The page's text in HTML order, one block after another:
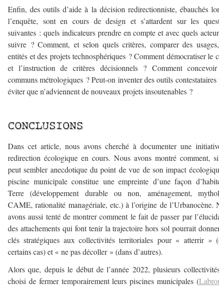
Enfin, des outils d’aide à la décision redirectionniste, ébauchés
l’enquête, sont en cours de design et s’attardent sur les
suivantes : quels indicateurs prendre en compte et avec quels
suivre ? Comment, et selon quels critères, comparer des
entités et des projets technosphériques ? Comment démocratiser le
et l’instruction de critères décisionnels ? Comment
communs métrologiques ? Peut-on inventer des outils contestataires
éviter que n’adviennent de nouveaux projets insoutenables ?
CONCLUSIONS
Dans cet article, nous avons cherché à documenter une
redirection écologique en cours. Nous avons montré comment,
peut sembler anecdotique du point de vue de son impact
piscine municipale constitue une empreinte d’une façon
Terre (développement durable ou non, aménagement,
CAME, rationalité managériale, etc.) à l’origine de l’Urbanocène.
avons aussi tenté de montrer comment le fait de passer par
des attachements qui font tenir la trajectoire hors sol pourrait
clés stratégiques aux collectivités territoriales pour « atterrir »
certains cas) et « ne pas décoller » (dans d’autres).
Alors que, depuis le début de l’année 2022, plusieurs
choisi de fermer temporairement leurs piscines municipales (